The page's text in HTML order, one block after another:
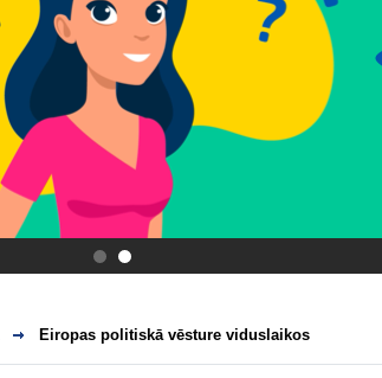
.
Eiropas politiskā vēsture viduslaikos